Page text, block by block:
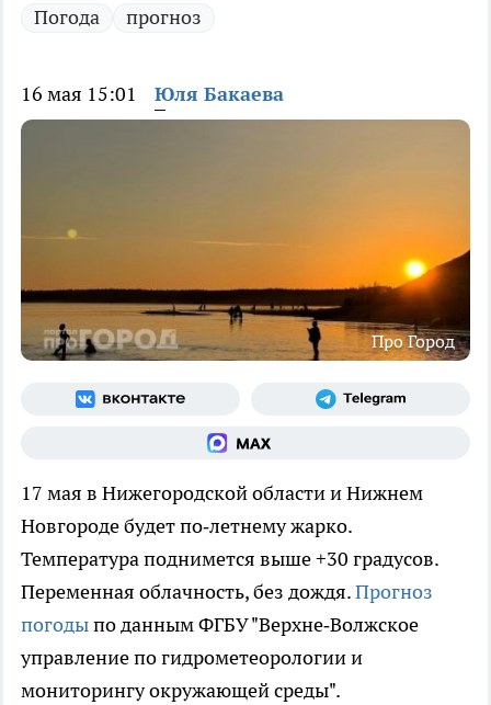
Погода прогноз
16 мая 15:01 Юля Бакаева
Про Город
17 мая в Нижегородской области и Нижнем
Новгороде будет по‑летнему жарко.
Температура поднимется выше +30 градусов.
Переменная облачность, без дождя.Прогноз
погодыпо данным ФГБУ "Верхне‑Волжское
управление по гидрометеорологии и
мониторингу окружающей среды".